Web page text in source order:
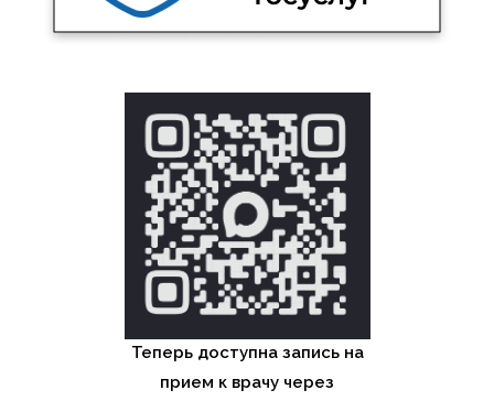
Теперь доступна запись на
прием к врачу через